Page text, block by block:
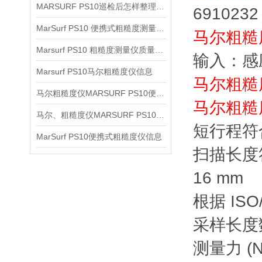
Marsurf PS10马尔粗糙度仪信息
MarSurf PS10便携式粗糙度仪信息
马尔粗
输入：
马尔粗
马尔粗
短行程
扫描长
16 mm
根据
采样长
测量力